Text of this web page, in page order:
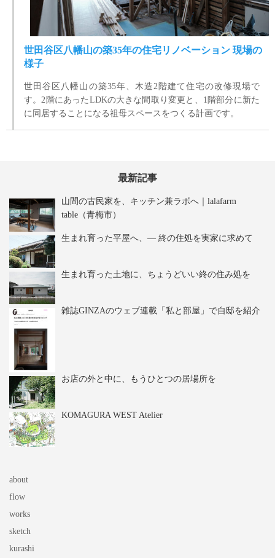
世田谷区八幡山の築35年の住宅リノベーション 現場の
様子
世田谷区八幡山の築35年、木造2階建て住宅の改修現場で
す。2階にあったLDKの大きな間取り変更と、1階部分に新た
に同居することになる祖母スペースをつくる計画です。
最新記事
山間の古民家を、キッチン兼ラボへ｜lalafarm
table（青梅市）
生まれ育った平屋へ、― 終の住処を実家に求めて
生まれ育った土地に、ちょうどいい終の住み処を
雑誌GINZAのウェブ連載「私と部屋」で自邸を紹介
お店の外と中に、もうひとつの居場所を
KOMAGURA WEST Atelier
about
flow
works
sketch
kurashi